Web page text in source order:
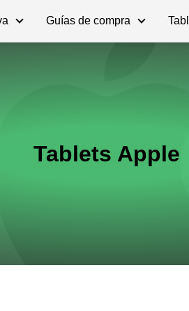
Guías de compra
Tablets Apple